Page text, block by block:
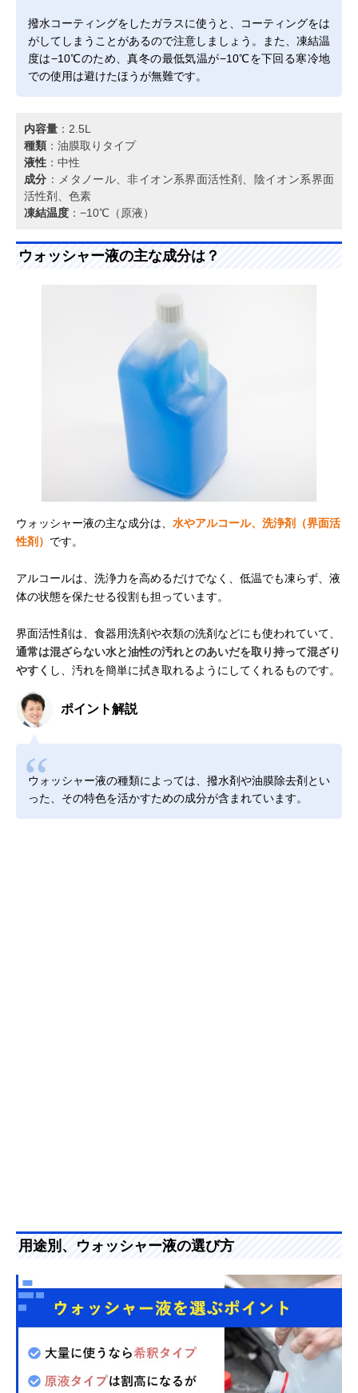
撥水コーティングをしたガラスに使うと、コーティングをは
がしてしまうことがあるので注意しましょう。また、凍結温
度は−10℃のため、真冬の最低気温が−10℃を下回る寒冷地
での使用は避けたほうが無難です。
内容量 ：2.5L
種類 ：油膜取りタイプ
液性 ：中性
成分 ：メタノール、非イオン系界面活性剤、陰イオン系界面
活性剤、色素
凍結温度 ：−10℃（原液）
ウォッシャー液の主な成分は？
ウォッシャー液の主な成分は、 水やアルコール、洗浄剤（界面活
性剤） です。
アルコールは、洗浄力を高めるだけでなく、低温でも凍らず、液
体の状態を保たせる役割も担っています。
界面活性剤は、食器用洗剤や衣類の洗剤などにも使われていて、
通常は混ざらない水と油性の汚れとのあいだを取り持って混ざり
やすく し、汚れを簡単に拭き取れるようにしてくれるものです。
ポイント解説
ウォッシャー液の種類によっては、撥水剤や油膜除去剤とい
った、その特色を活かすための成分が含まれています。
用途別、ウォッシャー液の選び方